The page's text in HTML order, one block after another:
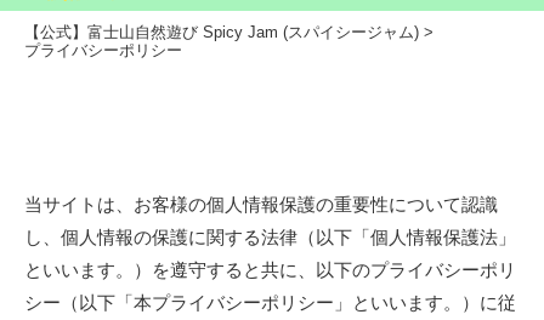
【公式】富士山自然遊び Spicy Jam (スパイシージャム) >
プライバシーポリシー
当サイトは、お客様の個人情報保護の重要性について認識
し、個人情報の保護に関する法律（以下「個人情報保護法」
といいます。）を遵守すると共に、以下のプライバシーポリ
シー（以下「本プライバシーポリシー」といいます。）に従